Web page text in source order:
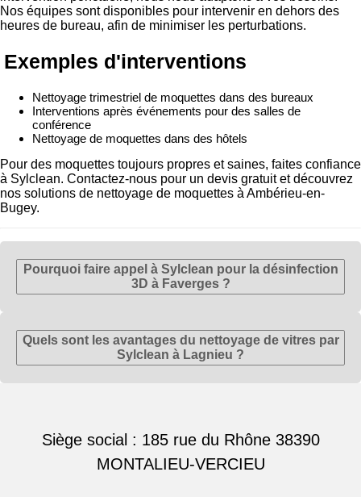
Nos équipes sont disponibles pour intervenir en dehors des
heures de bureau, afin de minimiser les perturbations.
Exemples d'interventions
Nettoyage trimestriel de moquettes dans des bureaux
Interventions après événements pour des salles de
conférence
Nettoyage de moquettes dans des hôtels
Pour des moquettes toujours propres et saines, faites confiance
à Sylclean. Contactez-nous pour un devis gratuit et découvrez
nos solutions de nettoyage de moquettes à Ambérieu-en-
Bugey.
Pourquoi faire appel à Sylclean pour la désinfection
3D à Faverges ?
Quels sont les avantages du nettoyage de vitres par
Sylclean à Lagnieu ?
Siège social : 185 rue du Rhône 38390
MONTALIEU-VERCIEU